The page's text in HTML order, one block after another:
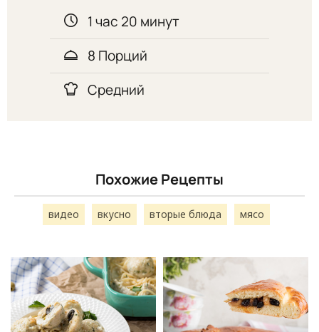
1 час 20 минут
8 Порций
Средний
Похожие Рецепты
видео вкусно вторые блюда мясо